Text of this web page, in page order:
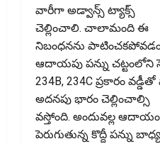
వారీగా అడ్వాన్స్‌ ట్యాక్స్‌
చెల్లించాలి. చాలామంది ఈ
నిబంధనను పాటించకపోవడం
ఆదాయపు పన్ను చట్టంలోని
234B, 234C ప్రకారం
అదనపు భారం చెల్లించాల్సి
వస్తోంది. అందువల్ల ఆదాయం
పెరుగుతున్న కొద్దీ పన్ను